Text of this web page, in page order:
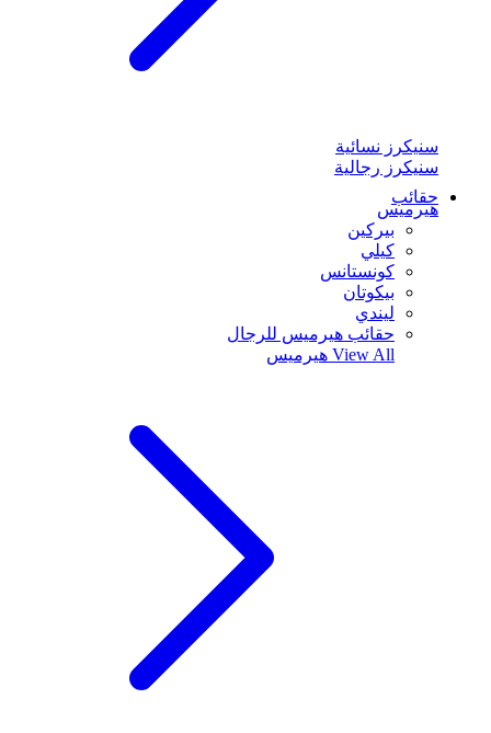
سنيكرز نسائية
سنيكرز رجالية
حقائب
هيرميس
بيركين
كيلي
كونستانس
بيكوتان
ليندي
حقائب هيرميس للرجال
View All هيرميس